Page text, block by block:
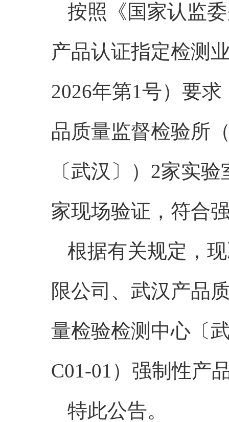
按照《国家认监
产品认证指定检测
2026年第1号）要
品质量监督检验所
〔武汉〕）2家实
家现场验证，符合
根据有关规定，
限公司、武汉产品
量检验检测中心〔
C01-01）强制性产
特此公告。